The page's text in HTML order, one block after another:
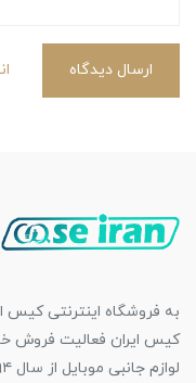
ارسال دیدگاه
به فروشگاه اینترنتی کیس
کیس ایران فعالیت فروش